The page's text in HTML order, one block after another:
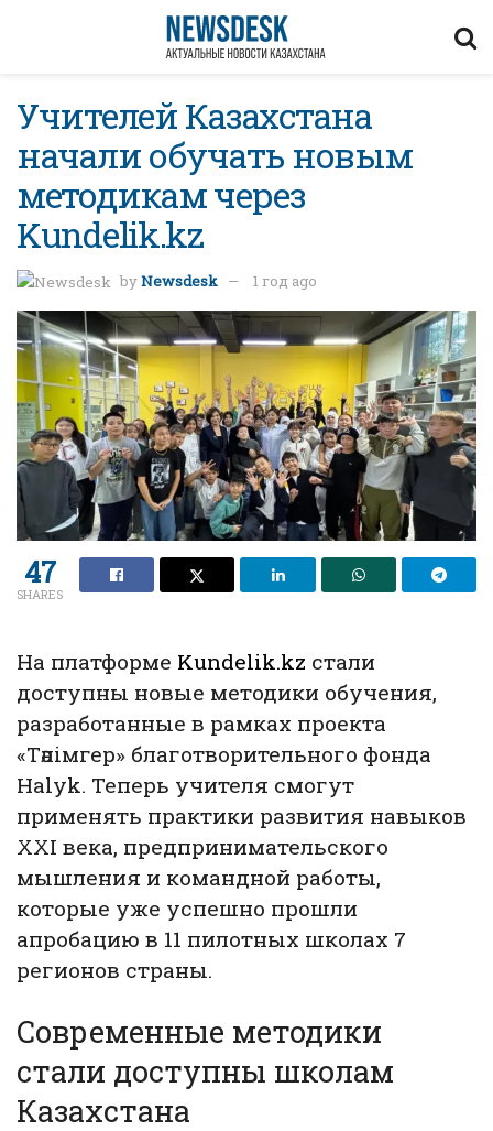
Учителей Казахстана
начали обучать новым
методикам через
Kundelik.kz
byNewsdesk 1 год ago
47
SHARES
На платформе Kundelik.kz стали
доступны новые методики обучения,
разработанные в рамках проекта
«Тәлімгер» благотворительного фонда
Halyk. Теперь учителя смогут
применять практики развития навыков
XXI века, предпринимательского
мышления и командной работы,
которые уже успешно прошли
апробацию в 11 пилотных школах 7
регионов страны.
Современные методики
стали доступны школам
Казахстана